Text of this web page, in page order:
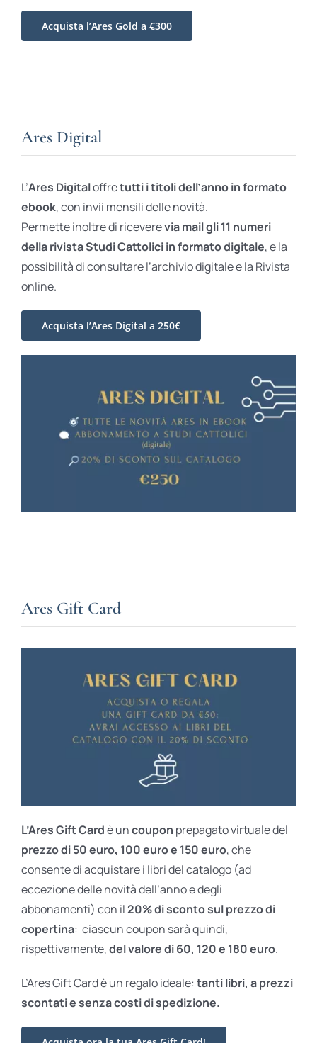
Acquista l’Ares Gold a €300
Ares Digital
L’Ares Digitaloffretutti i titoli dell’anno in formato
ebook, con invii mensili delle novità.
Permette inoltre di riceverevia mail gli 11 numeri
della rivista Studi Cattolici in formato digitale, e la
possibilità di consultare l’archivio digitale e la Rivista
online.
Acquista l’Ares Digital a 250€
Ares Gift Card
L’Ares Gift Cardè uncoupon prepagato virtuale del
prezzo di 50 euro, 100 euro e 150 euro, che
consente di acquistare i libri del catalogo (ad
eccezione delle novità dell’anno e degli
abbonamenti) con il20% di sconto sul prezzo di
copertina: ciascun coupon sarà quindi,
rispettivamente,del valore di 60, 120 e 180 euro.
L’Ares Gift Card è un regalo ideale: tanti libri, a prezzi
scontati esenza costi di spedizione.